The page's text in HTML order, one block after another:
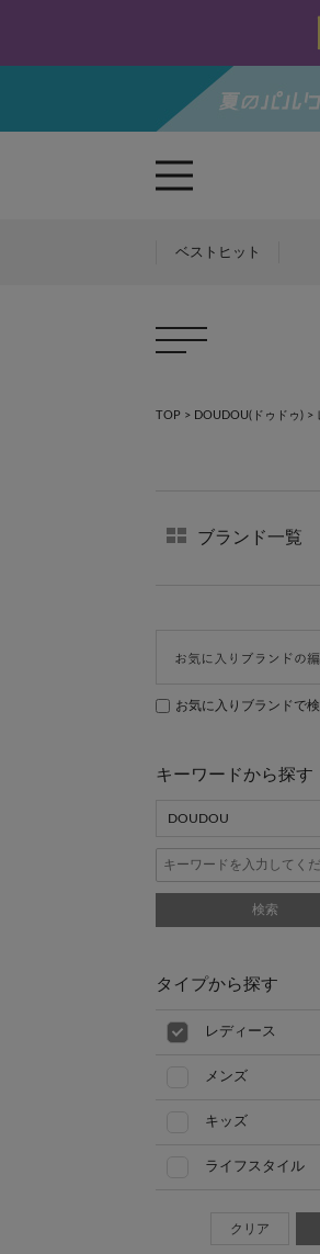
ベストヒット
TOP > DOUDOU(ドゥドゥ) >
ブランド一覧
お気に入りブランドで
キーワードから探す
検索
タイプから探す
レディース
メンズ
キッズ
ライフスタイル
クリア